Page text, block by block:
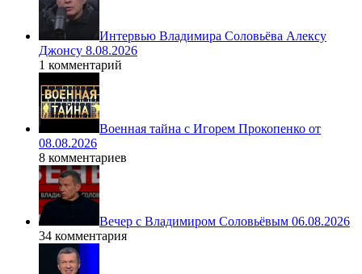
Интервью Владимира Соловьёва Алексу
Джонсу 8.08.2026
1 комментарий
Военная тайна с Игорем Прокопенко от
08.08.2026
8 комментариев
Вечер с Владимиром Соловьёвым 06.08.2026
34 комментария